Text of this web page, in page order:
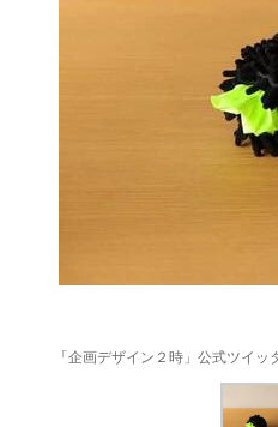
「企画デザイン２時」公式ツイ